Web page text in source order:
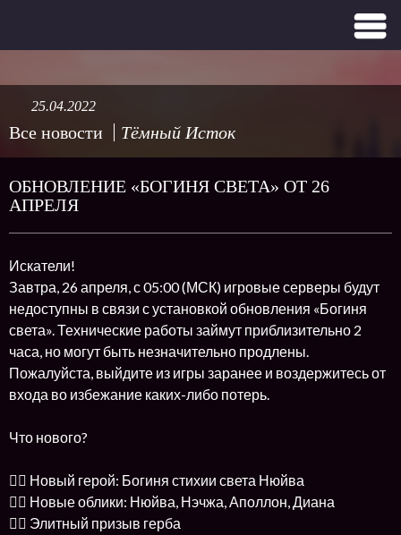
Все новости Тёмный Исток
25.04.2022
ОБНОВЛЕНИЕ «БОГИНЯ СВЕТА» ОТ 26
АПРЕЛЯ
Искатели!
Завтра, 26 апреля, с 05:00 (МСК) игровые серверы будут
недоступны в связи с установкой обновления «Богиня
света». Технические работы займут приблизительно 2
часа, но могут быть незначительно продлены.
Пожалуйста, выйдите из игры заранее и воздержитесь от
входа во избежание каких-либо потерь.
Что нового?
👉🏻 Новый герой: Богиня стихии света Нюйва
👉🏻 Новые облики: Нюйва, Нэчжа, Аполлон, Диана
👉🏻 Элитный призыв герба